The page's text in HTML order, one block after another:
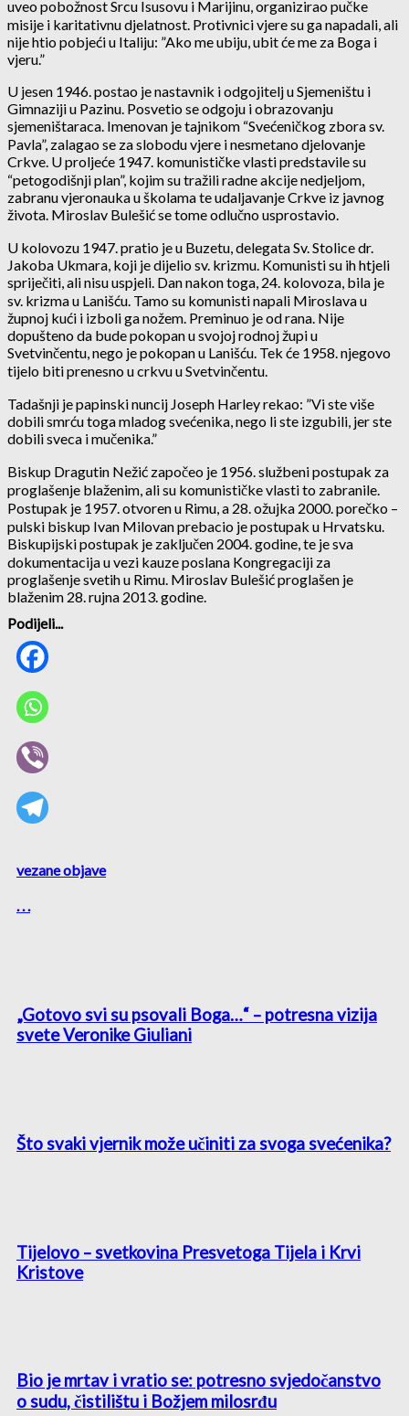
uveo pobožnost Srcu Isusovu i Marijinu, organizirao pučke
misije i karitativnu djelatnost. Protivnici vjere su ga napadali, ali
nije htio pobjeći u Italiju: ”Ako me ubiju, ubit će me za Boga i
vjeru.”
U jesen 1946. postao je nastavnik i odgojitelj u Sjemeništu i
Gimnaziji u Pazinu. Posvetio se odgoju i obrazovanju
sjemeništaraca. Imenovan je tajnikom “Svećeničkog zbora sv.
Pavla”, zalagao se za slobodu vjere i nesmetano djelovanje
Crkve. U proljeće 1947. komunističke vlasti predstavile su
“petogodišnji plan”, kojim su tražili radne akcije nedjeljom,
zabranu vjeronauka u školama te udaljavanje Crkve iz javnog
života. Miroslav Bulešić se tome odlučno usprostavio.
U kolovozu 1947. pratio je u Buzetu, delegata Sv. Stolice dr.
Jakoba Ukmara, koji je dijelio sv. krizmu. Komunisti su ih htjeli
spriječiti, ali nisu uspjeli. Dan nakon toga, 24. kolovoza, bila je
sv. krizma u Lanišću. Tamo su komunisti napali Miroslava u
župnoj kući i izboli ga nožem. Preminuo je od rana. Nije
dopušteno da bude pokopan u svojoj rodnoj župi u
Svetvinčentu, nego je pokopan u Lanišću. Tek će 1958. njegovo
tijelo biti prenesno u crkvu u Svetvinčentu.
Tadašnji je papinski nuncij Joseph Harley rekao: ”Vi ste više
dobili smrću toga mladog svećenika, nego li ste izgubili, jer ste
dobili sveca i mučenika.”
Biskup Dragutin Nežić započeo je 1956. službeni postupak za
proglašenje blaženim, ali su komunističke vlasti to zabranile.
Postupak je 1957. otvoren u Rimu, a 28. ožujka 2000. porečko –
pulski biskup Ivan Milovan prebacio je postupak u Hrvatsku.
Biskupijski postupak je zaključen 2004. godine, te je sva
dokumentacija u vezi kauze poslana Kongregaciji za
proglašenje svetih u Rimu. Miroslav Bulešić proglašen je
blaženim 28. rujna 2013. godine.
Podijeli...
vezane objave
. . .
„Gotovo svi su psovali Boga…“ – potresna vizija
svete Veronike Giuliani
Što svaki vjernik može učiniti za svoga svećenika?
Tijelovo – svetkovina Presvetoga Tijela i Krvi
Kristove
Bio je mrtav i vratio se: potresno svjedočanstvo
o sudu, čistilištu i Božjem milosrđu